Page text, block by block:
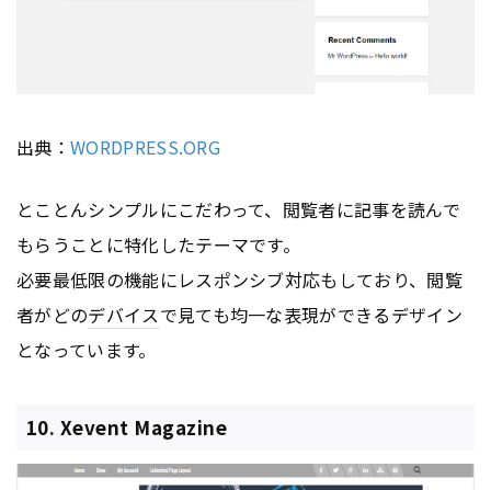
出典： WORDPRESS.ORG
とことんシンプルにこだわって、閲覧者に記事を読んで
もらうことに特化したテーマです。
必要最低限の機能にレスポンシブ対応もしており、閲覧
者がどのデバイスで見ても均一な表現ができるデザイン
となっています。
10. Xevent Magazine